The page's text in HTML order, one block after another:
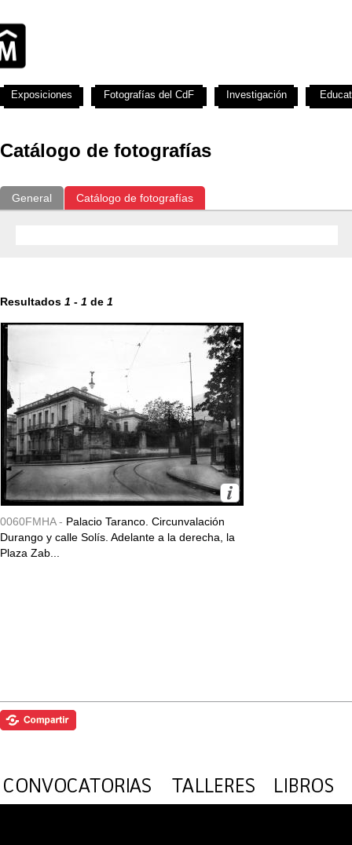
Catálogo de fotografías
General Catálogo de fotografías
Resultados 1 - 1 de 1
0060FMHA - Palacio Taranco. Circunvalación
Durango y calle Solís. Adelante a la derecha, la
Plaza Zab...
Exposiciones Fotografías del CdF Investigación